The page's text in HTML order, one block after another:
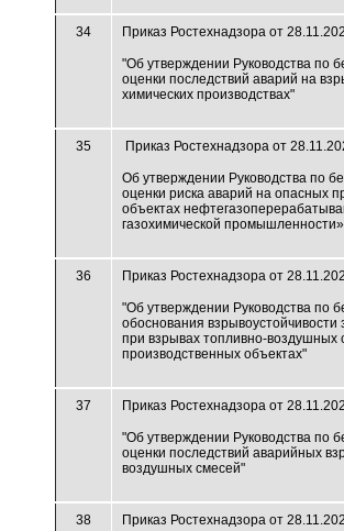
34 Приказ Ростехнадзора от
"Об утверждении Руководства по
оценки последствий аварий на
химических производствах"
35 Приказ Ростехнадзора от
Об утверждении Руководства по
оценки риска аварий на опасных
объектах
газохимической промышленности»
36 Приказ Ростехнадзора от
"Об утверждении Руководства по
обоснования
при взрывах топливно-воздушных
производственных объектах"
37 Приказ Ростехнадзора от
"Об утверждении Руководства по
оценки последствий аварийных
воздушных смесей"
38 Приказ Ростехнадзора от